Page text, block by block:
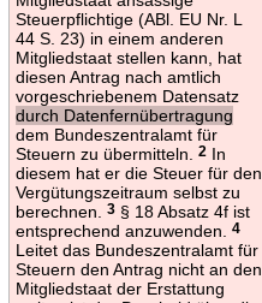
Steuerpflichtige (ABl. EU Nr. L
44 S. 23) in einem anderen
Mitgliedstaat stellen kann, hat
diesen Antrag nach amtlich
vorgeschriebenem Datensatz
durch Datenfernübertragung
dem Bundeszentralamt für
Steuern zu übermitteln.
2In
diesem hat er die Steuer für den
Vergütungszeitraum selbst zu
berechnen.
3§ 18 Absatz 4f ist
entsprechend anzuwenden.
4
Leitet das Bundeszentralamt für
Steuern den Antrag nicht an den
Mitgliedstaat der Erstattung